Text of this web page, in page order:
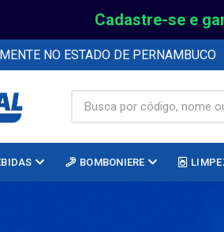
Cadastre-se e
NO ESTADO DE PERNAMBUCO
BOMBONIERE